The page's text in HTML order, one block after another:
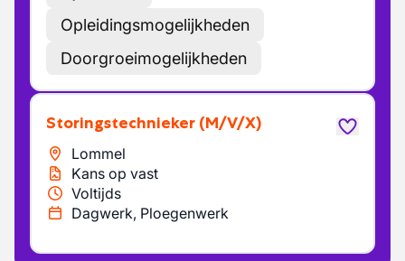
Opleidingsmogelijkheden
Doorgroeimogelijkheden
Storingstechnieker (M/V/X)
Lommel
Kans op vast
Voltijds
Dagwerk, Ploegenwerk